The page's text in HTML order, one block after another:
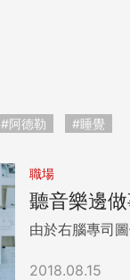
#阿德勒 #睡覺
職場
聽音樂邊
由於右腦專司
2018.08.15